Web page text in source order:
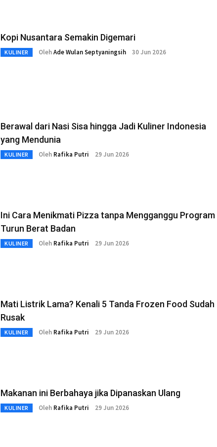
Kopi Nusantara Semakin Digemari
KULINER OlehAde Wulan Septyaningsih 30 Jun 2026
Berawal dari Nasi Sisa hingga Jadi Kuliner Indonesia
yang Mendunia
KULINER Oleh Rafika Putri 29 Jun 2026
Ini Cara Menikmati Pizza tanpa Mengganggu Program
Turun Berat Badan
KULINER Oleh Rafika Putri 29 Jun 2026
Mati Listrik Lama? Kenali 5 Tanda Frozen Food Sudah
Rusak
KULINER Oleh Rafika Putri 29 Jun 2026
Makanan ini Berbahaya jika Dipanaskan Ulang
KULINER Oleh Rafika Putri 29 Jun 2026